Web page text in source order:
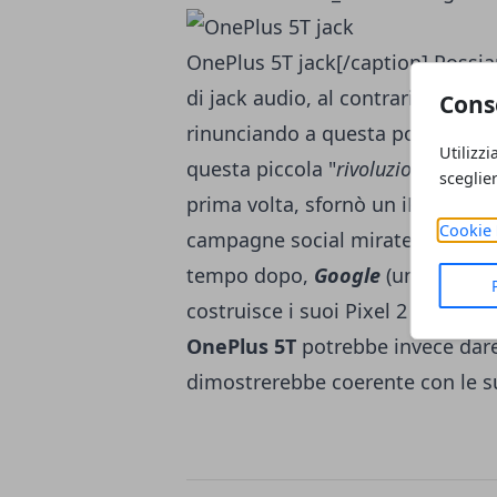
Cookie
OnePlus 5T jack[/caption]
di jack audio, al contrario di
rinunciando a questa porta di
questa piccola "rivoluzione " sia
prima volta, sfornò un iPhone
campagne social mirate a
tempo dopo, Google (una della
costruisce i suoi Pixel 2 senza
OnePlus 5T potrebbe invece
dimostrerebbe coerente con le